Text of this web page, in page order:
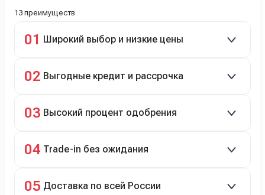
13 преимуществ
01 Широкий выбор и низкие цены
подержанные авто.
02 Выгодные кредит и рассрочка
рассрочка 0% на 2 года при первом взносе 35–50%.
03 Высокий процент одобрения
04 Trade-in без ожидания
05 Доставка по всей России